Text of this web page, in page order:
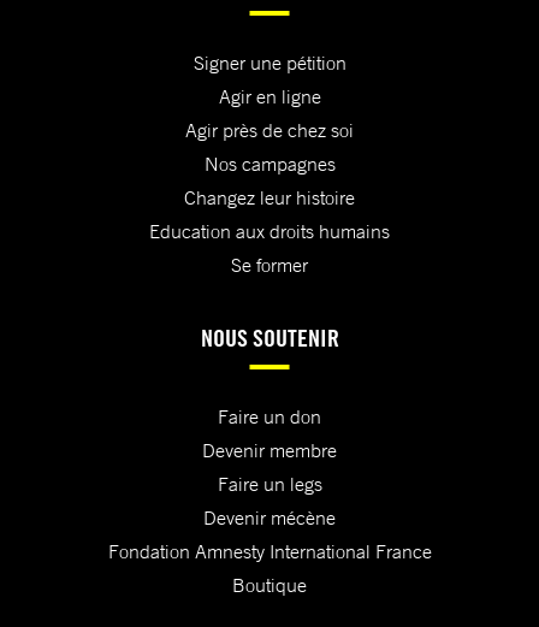
Signer une pétition
Agir en ligne
Agir près de chez soi
Nos campagnes
Changez leur histoire
Education aux droits humains
Se former
NOUS SOUTENIR
Faire un don
Devenir membre
Faire un legs
Devenir mécène
Fondation Amnesty International France
Boutique